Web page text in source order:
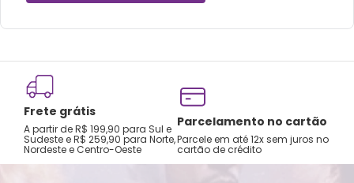
Frete grátis
A partir de R$ 199,90 para Sul e
Sudeste e R$ 259,90 para Norte,
Nordeste e Centro-Oeste
Parcelamento no cartão
Parcele em até 12x sem juros no
cartão de crédito